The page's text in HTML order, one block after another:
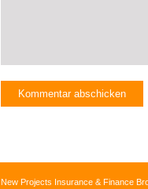
New Projects Insurance & Finance